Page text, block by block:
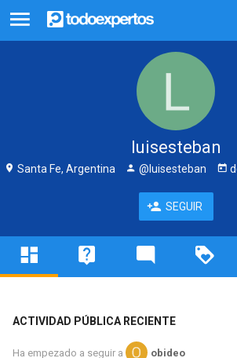
luisesteban
Santa Fe, Argentina @luisesteban
SEGUIR
ACTIVIDAD PÚBLICA RECIENTE
Ha empezado a seguir a obideo